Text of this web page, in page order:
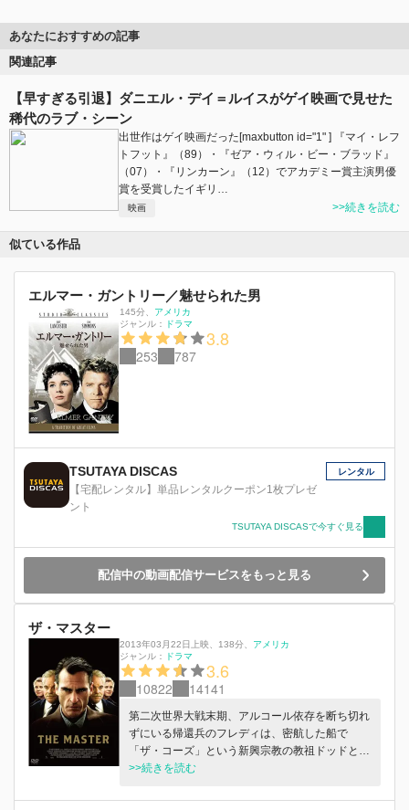
あなたにおすすめの記事
関連記事
【早すぎる引退】ダニエル・デイ＝ルイスがゲイ映画で見せた
稀代のラブ・シーン
出世作はゲイ映画だった[maxbutton id="1" ] 『マイ・レフ
トフット』（89）・『ゼア・ウィル・ビー・ブラッド』
（07）・『リンカーン』（12）でアカデミー賞主演男優
賞を受賞したイギリ…
映画 >>続きを読む
似ている作品
エルマー・ガントリー／魅せられた男
145分
アメリカ
ジャンル：
ドラマ
3.8
253 787
TSUTAYA DISCAS
【宅配レンタル】単品レンタルクーポン1枚プレゼ
ント
レンタル
TSUTAYA DISCASで今すぐ見る
配信中の動画配信サービスをもっと見る
ザ・マスター
2013年03月22日上映 138分
アメリカ
ジャンル：
ドラマ
3.6
10822 14141
第二次世界大戦末期、アルコール依存を断ち切れ
ずにいる帰還兵のフレディは、密航した船で
「ザ・コーズ」という新興宗教の教祖ドッドと出
会う。悩める人々の心をあるメソッドで開放する
でのぼりつめていくが…。
>>続きを読む